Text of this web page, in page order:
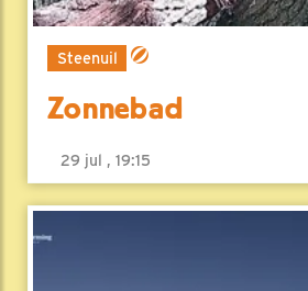
Steenuil
Zonnebad
29 jul , 19:15